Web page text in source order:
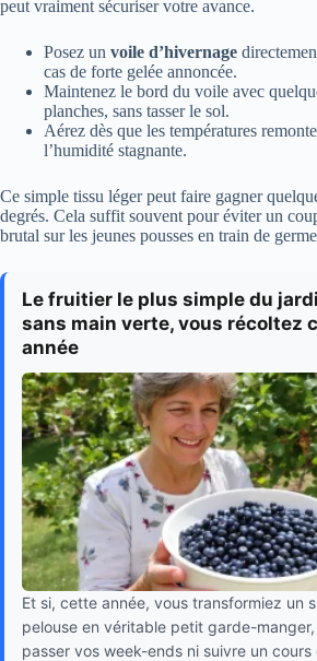
peut vraiment sécuriser votre avance.
Posez un voile d’hivernage
cas de forte gelée annoncée.
Maintenez le bord du voile avec
planches, sans tasser le sol.
Aérez dès que les températures
l’humidité stagnante.
Ce simple tissu léger peut faire gagner
degrés. Cela suffit souvent pour éviter un
brutal sur les jeunes pousses en train de
Le fruitier le plus simple du
sans main verte, vous récoltez
année
Et si, cette année, vous transformiez un
pelouse en véritable petit garde-manger,
passer vos week-ends ni suivre un cours